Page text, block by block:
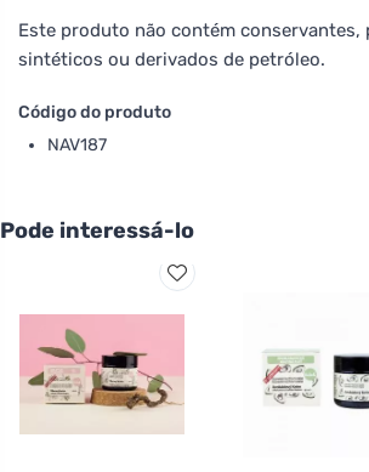
Este produto não contém conservantes,
sintéticos ou derivados de petróleo.
Código do produto
NAV187
Pode interessá-lo